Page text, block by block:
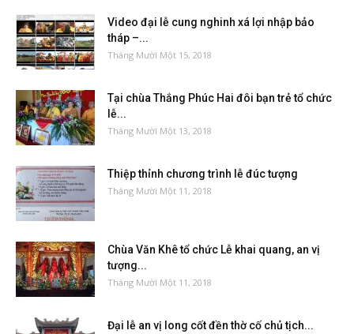
Video đại lễ cung nghinh xá lợi nhập bảo
tháp –...
Tháng Mười Một 15, 2018
Tại chùa Thắng Phúc Hai đôi bạn trẻ tổ chức
lễ...
Tháng Mười Một 13, 2018
Thiệp thỉnh chương trình lễ đúc tượng
Tháng Mười Một 11, 2018
Chùa Văn Khê tổ chức Lễ khai quang, an vị
tượng...
Tháng Mười Một 11, 2018
Đại lễ an vị long cốt đền thờ cố chủ tịch...